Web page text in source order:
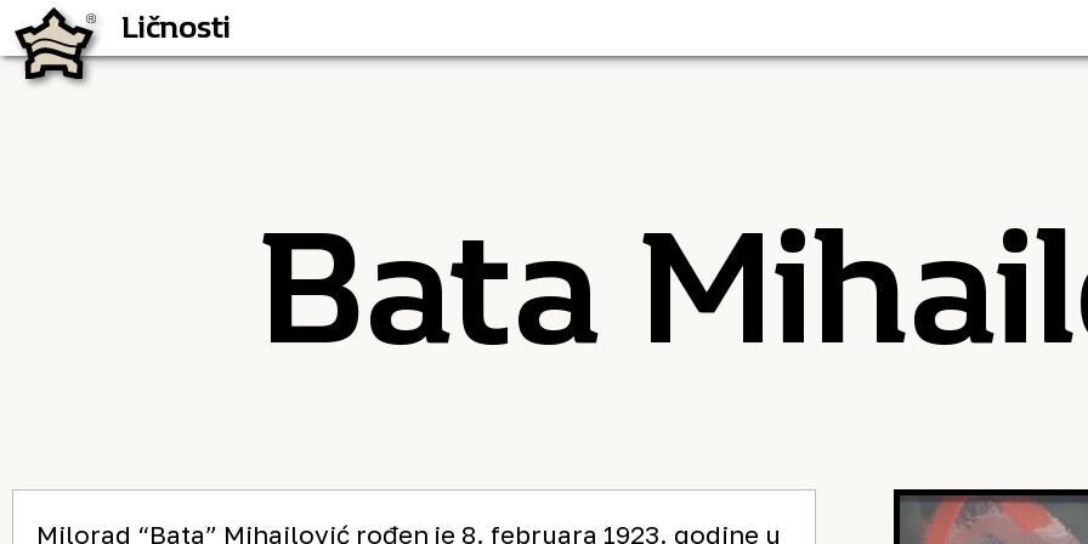
Ličnosti
Ličnosti
Bata
Milorad “Bata” Mihailović rođen je 8. februara 1923. godine u